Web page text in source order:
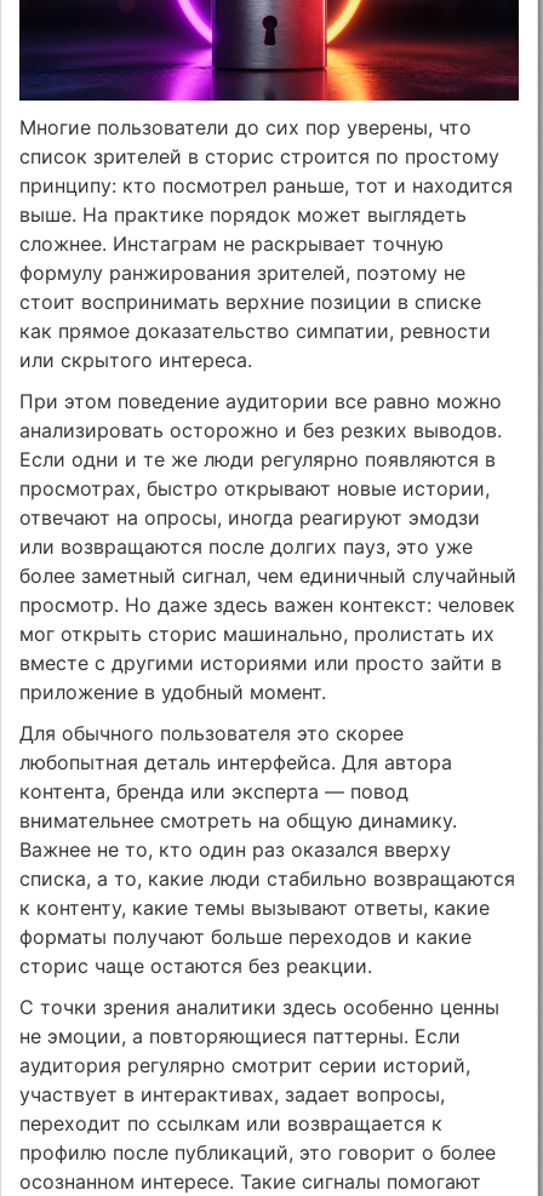
Многие пользователи до сих пор уверены, что
список зрителей в сторис строится по простому
принципу: кто посмотрел раньше, тот и находится
выше. На практике порядок может выглядеть
сложнее. Инстаграм не раскрывает точную
формулу ранжирования зрителей, поэтому не
стоит воспринимать верхние позиции в списке
как прямое доказательство симпатии, ревности
или скрытого интереса.
При этом поведение аудитории все равно можно
анализировать осторожно и без резких выводов.
Если одни и те же люди регулярно появляются в
просмотрах, быстро открывают новые истории,
отвечают на опросы, иногда реагируют эмодзи
или возвращаются после долгих пауз, это уже
более заметный сигнал, чем единичный случайный
просмотр. Но даже здесь важен контекст: человек
мог открыть сторис машинально, пролистать их
вместе с другими историями или просто зайти в
приложение в удобный момент.
Для обычного пользователя это скорее
любопытная деталь интерфейса. Для автора
контента, бренда или эксперта — повод
внимательнее смотреть на общую динамику.
Важнее не то, кто один раз оказался вверху
списка, а то, какие люди стабильно возвращаются
к контенту, какие темы вызывают ответы, какие
форматы получают больше переходов и какие
сторис чаще остаются без реакции.
С точки зрения аналитики здесь особенно ценны
не эмоции, а повторяющиеся паттерны. Если
аудитория регулярно смотрит серии историй,
участвует в интерактивах, задает вопросы,
переходит по ссылкам или возвращается к
профилю после публикаций, это говорит о более
осознанном интересе. Такие сигналы помогают